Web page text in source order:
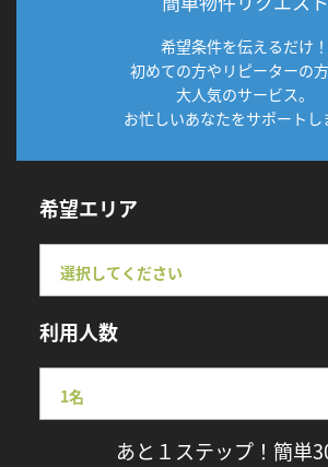
希望条件を伝えるだけ！
初めての方やリピーターの
大人気のサービス。
お忙しいあなたをサポートし
希望エリア
利用人数
あと１ステップ！簡単